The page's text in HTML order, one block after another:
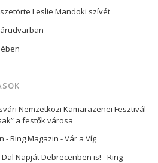
Leslie Mandoki szívét
Nemzetközi Kamarazenei Fesztivál
a festők városa
- Ring Magazin -Vár a Víg
Napját Debrecenben is! - Ring